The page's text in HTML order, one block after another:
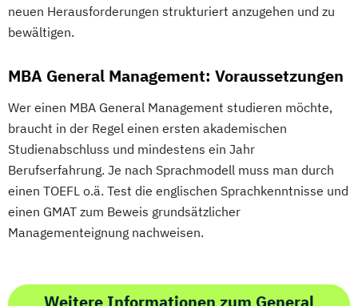
neuen Herausforderungen strukturiert anzugehen und zu
bewältigen.
MBA General Management: Voraussetzungen
Wer einen MBA General Management studieren möchte,
braucht in der Regel einen ersten akademischen
Studienabschluss und mindestens ein Jahr
Berufserfahrung. Je nach Sprachmodell muss man durch
einen TOEFL o.ä. Test die englischen Sprachkenntnisse und
einen GMAT zum Beweis grundsätzlicher
Managementeignung nachweisen.
Weitere Informationen zum General